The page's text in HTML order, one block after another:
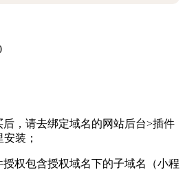
后，请去绑定域名的网站后台>插件
装；
授权包含授权域名下的子域名（小程